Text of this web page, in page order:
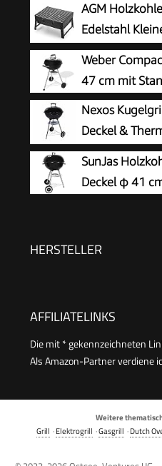
AGM
Edelstahl
Campinggrill
für Outdoor Garten Party
Weber
47 cm mit
Nexos
Deckel &
verchromter
mit Rädern – Schwarz
& Terrasse
SunJas
Deckel φ 41
HERSTELLER
AFFILIATELINKS
Die mit * gekennzeichneten
Als Amazon-Partner verdiene
Weitere
Grill ·Elektrogrill ·Gasgrill ·Dutch